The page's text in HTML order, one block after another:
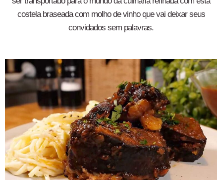
costela braseada com molho de vinho que vai deixar seus
convidados sem palavras.